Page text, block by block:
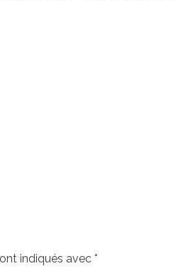
indiqués avec *